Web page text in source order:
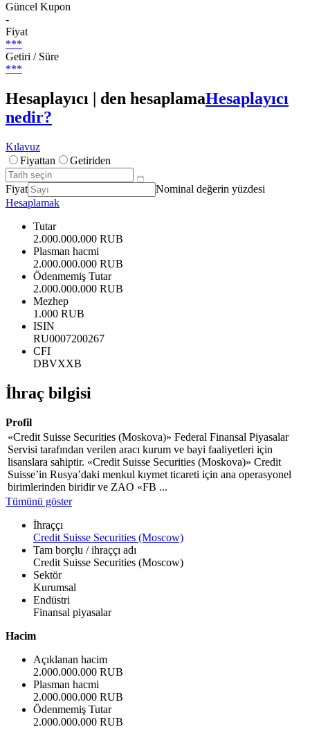
Güncel Kupon
-
Fiyat
***
Getiri / Süre
***
Hesaplayıcı | den hesaplamaHesaplayıcı
nedir?
Kılavuz
Fiyattan
Getiriden
Fiyat
Nominal değerin yüzdesi
Hesaplamak
Tutar
2.000.000.000 RUB
Plasman hacmi
2.000.000.000 RUB
Ödenmemiş Tutar
2.000.000.000 RUB
Mezhep
1.000 RUB
ISIN
RU0007200267
CFI
DBVXXB
İhraç bilgisi
Profil
«Credit Suisse Securities (Moskova)» Federal Finansal Piyasalar
Servisi tarafından verilen aracı kurum ve bayi faaliyetleri için
lisanslara sahiptir. «Credit Suisse Securities (Moskova)» Credit
Suisse’in Rusya’daki menkul kıymet ticareti için ana operasyonel
birimlerinden biridir ve ZAO «FB ...
Tümünü göster
İhraççı
Credit Suisse Securities (Moscow)
Tam borçlu / ihraççı adı
Credit Suisse Securities (Moscow)
Sektör
Kurumsal
Endüstri
Finansal piyasalar
Hacim
Açıklanan hacim
2.000.000.000 RUB
Plasman hacmi
2.000.000.000 RUB
Ödenmemiş Tutar
2.000.000.000 RUB